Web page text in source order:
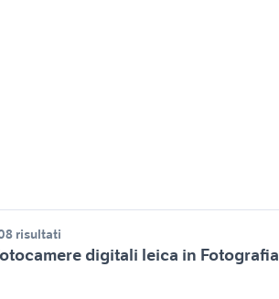
risultati
digitali leica in Fotografia